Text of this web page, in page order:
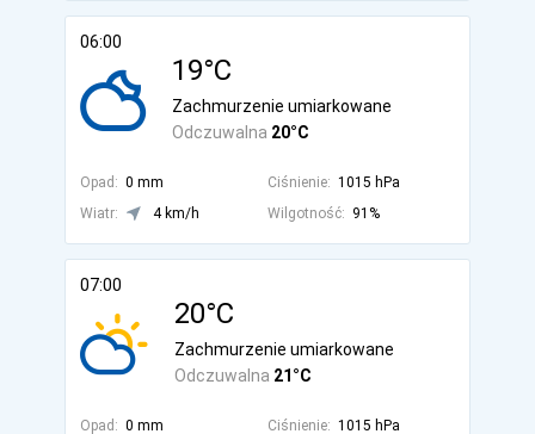
06:00
19°C
Odczuwalna 20°C
Zachmurzenie umiarkowane
Opad: 0 mm Ciśnienie: 1015 hPa
Wiatr:
4 km/h Wilgotność: 91%
07:00
20°C
Odczuwalna 21°C
Zachmurzenie umiarkowane
Opad: 0 mm Ciśnienie: 1015 hPa